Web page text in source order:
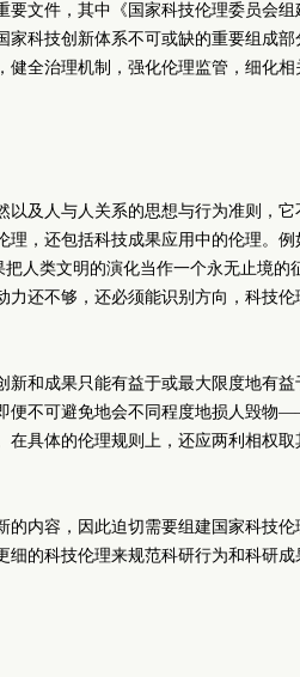
要文件，其中《国家科技伦理委员会组
科技创新体系不可或缺的重要组成部
健全治理机制，强化伦理监管，细化相
及人与人关系的思想与行为准则，它
，还包括科技成果应用中的伦理。例
人类文明的演化当作一个永无止境的
力还不够，还必须能识别方向，科技伦
新和成果只能有益于或最大限度地有益
便不可避免地会不同程度地损人毁物
在具体的伦理规则上，还应两利相权取
的内容，因此迫切需要组建国家科技伦
的科技伦理来规范科研行为和科研成